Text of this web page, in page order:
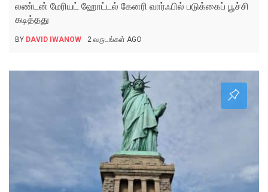
லண்டன் மேரியட் ஹோட்டல் கேனரி வார்ஃபில் படுக்கைப் பூச்சி
கடித்தது
BY DAVID IWANOW 2 வருடங்கள் AGO